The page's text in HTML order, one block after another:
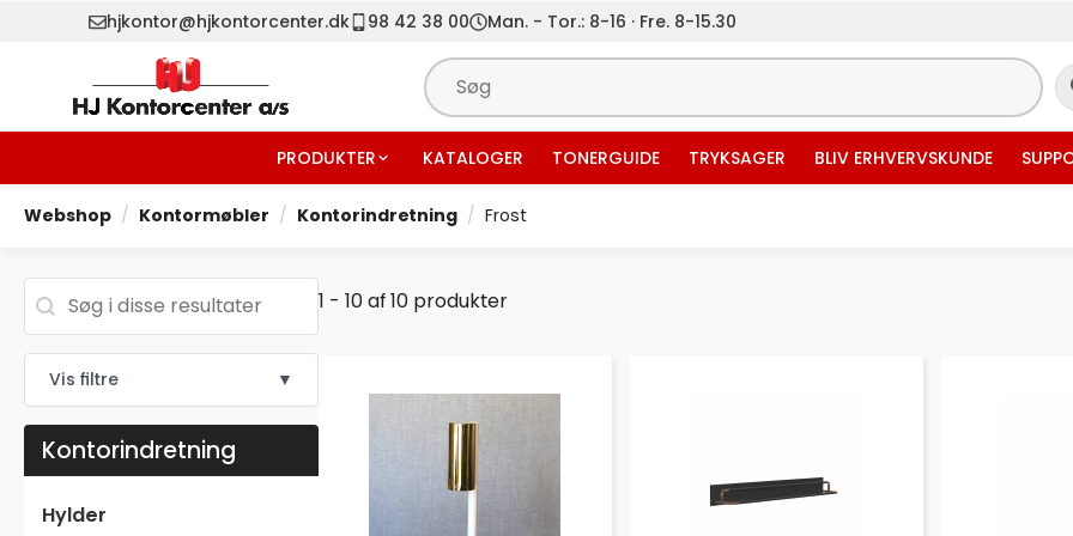
hjkontor@hjkontorcenter.dk 98 42 38 00 Man. - Tor.: 8-16 · Fre. 8-15.30
PRODUKTER KATALOGER TONERGUIDE TRYKSAGER BLIV ERHVERVSKUNDE
Webshop Kontormøbler Kontorindretning Frost
Søg
Search content
Vis filtre ▼
Kontorindretning
Hylder
1 - 10 af 10 produkter